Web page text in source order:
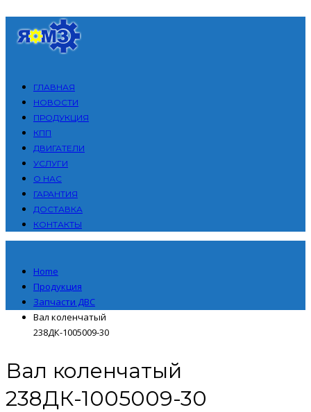
ГЛАВНАЯ
НОВОСТИ
ПРОДУКЦИЯ
КПП
ДВИГАТЕЛИ
УСЛУГИ
О НАС
ГАРАНТИЯ
ДОСТАВКА
КОНТАКТЫ
Home
Продукция
Запчасти ДВС
Вал коленчатый
238ДК-1005009-30
Вал коленчатый
238ДК-1005009-30